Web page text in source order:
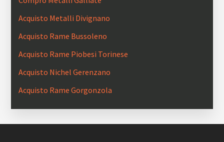
Acquisto Metalli Divignano
Acquisto Rame Bussoleno
Acquisto Rame Piobesi Torinese
Acquisto Nichel Gerenzano
Acquisto Rame Gorgonzola